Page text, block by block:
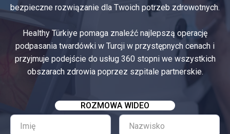
e
bezpieczne rozwiązanie dla Twoich potrzeb zdrowotnych.
Healthy Türkiye pomaga znaleźć najlepszą operację
podpasania twardówki w Turcji w przystępnych cenach i
przyjmuje podejście do usług 360 stopni we wszystkich
obszarach zdrowia poprzez szpitale partnerskie.
ROZMOWA WIDEO